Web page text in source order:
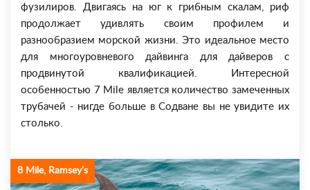
фузилиров. Двигаясь на юг к грибным скалам, риф
продолжает удивлять своим профилем и
разнообразием морской жизни. Это идеальное место
для многоуровневого дайвинга для дайверов с
продвинутой квалификацией. Интересной
особенностью 7 Mile является количество замеченных
трубачей - нигде больше в Содване вы не увидите их
столько.
8 Mile, Ramsey’s